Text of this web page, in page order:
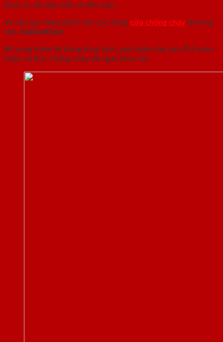
được in rất đẹp mắt và bền màu
Và cấu tạo riêng dành cho các dòng cửa chống cháy thương
hiệu SaiGonDoor
Bổ sung thêm lõi bông thuỷ tinh, phủ thêm lớp sơn PU hoàn
thiện và Ron chống cháy để ngăn khói lửa